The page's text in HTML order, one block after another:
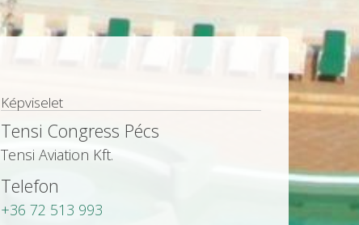
Képviselet
Tensi Congress Pécs
Tensi Aviation Kft.
Telefon
+36 72 513 993